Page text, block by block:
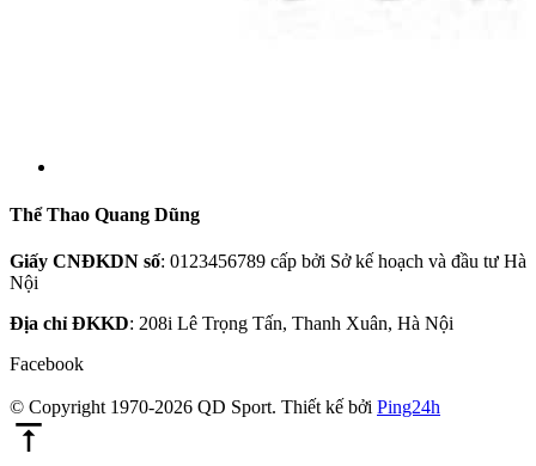
Thể Thao Quang Dũng
Giấy CNĐKDN số: 0123456789 cấp bởi Sở kế hoạch và đầu tư Hà
Nội
Địa chỉ ĐKKD: 208i Lê Trọng Tấn, Thanh Xuân, Hà Nội
Facebook
© Copyright 1970-2026 QD Sport. Thiết kế bởi Ping24h